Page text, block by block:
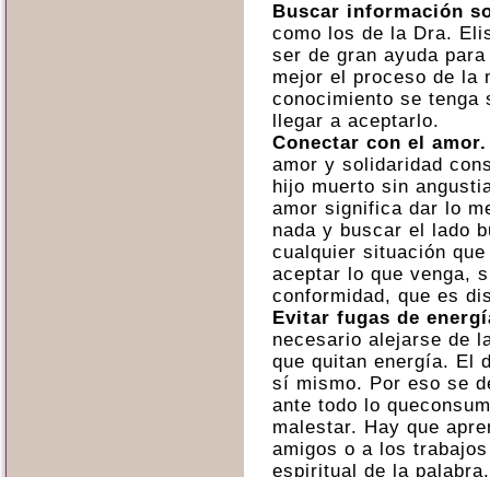
Buscar información
como los de la Dra.
ser de gran ayuda
mejor el proceso de la
conocimiento se tenga
llegar a aceptarlo.
Conectar con el amor.
amor y solidaridad
hijo muerto sin
amor significa dar lo
nada y buscar el lado
cualquier situación
aceptar lo que venga,
conformidad, que es
Evitar fugas de
necesario alejarse de
que quitan energía. El
sí mismo. Por eso se
ante todo lo
malestar. Hay que
amigos o a los
espiritual de la